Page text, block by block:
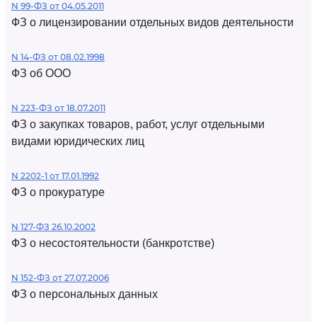
N 99-ФЗ от 04.05.2011
ФЗ о лицензировании отдельных видов деятельности
N 14-ФЗ от 08.02.1998
ФЗ об ООО
N 223-ФЗ от 18.07.2011
ФЗ о закупках товаров, работ, услуг отдельными
видами юридических лиц
N 2202-1 от 17.01.1992
ФЗ о прокуратуре
N 127-ФЗ 26.10.2002
ФЗ о несостоятельности (банкротстве)
N 152-ФЗ от 27.07.2006
ФЗ о персональных данных